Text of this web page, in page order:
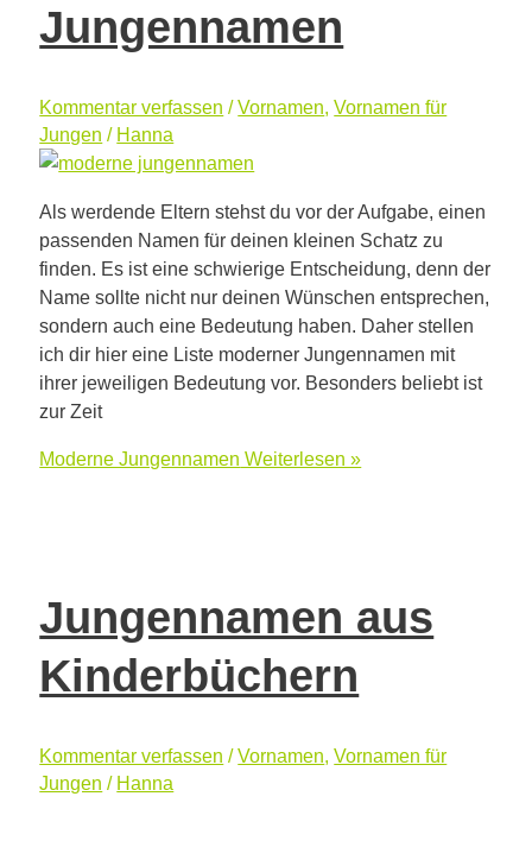
Jungennamen
Kommentar verfassen /Vornamen,Vornamen für
Jungen / Hanna
Als werdende Eltern stehst du vor der Aufgabe, einen
passenden Namen für deinen kleinen Schatz zu
finden. Es ist eine schwierige Entscheidung, denn der
Name sollte nicht nur deinen Wünschen entsprechen,
sondern auch eine Bedeutung haben. Daher stellen
ich dir hier eine Liste moderner Jungennamen mit
ihrer jeweiligen Bedeutung vor. Besonders beliebt ist
zur Zeit
Moderne Jungennamen Weiterlesen »
Jungennamen aus
Kinderbüchern
Kommentar verfassen /Vornamen,Vornamen für
Jungen / Hanna